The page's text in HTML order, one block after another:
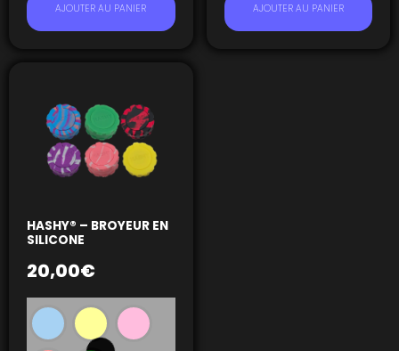
AJOUTER AU PANIER AJOUTER AU PANIER
HASHY® – BROYEUR EN
SILICONE
20,00€